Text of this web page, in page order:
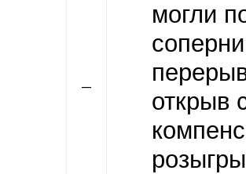
—
могли
открыв